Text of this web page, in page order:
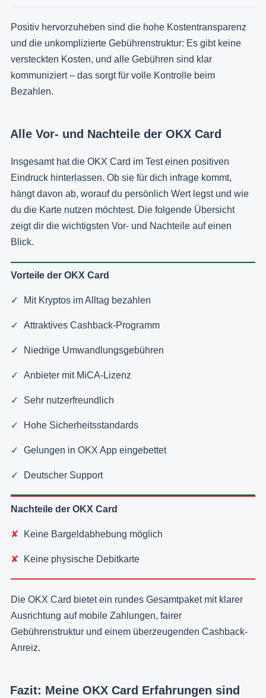
Positiv hervorzuheben sind die hohe Kostentransparenz
und die unkomplizierte Gebührenstruktur: Es gibt keine
versteckten Kosten, und alle Gebühren sind klar
kommuniziert – das sorgt für volle Kontrolle beim
Bezahlen.
Alle Vor- und Nachteile der OKX Card
Insgesamt hat die OKX Card im Test einen positiven
Eindruck hinterlassen. Ob sie für dich infrage kommt,
hängt davon ab, worauf du persönlich Wert legst und wie
du die Karte nutzen möchtest. Die folgende Übersicht
zeigt dir die wichtigsten Vor- und Nachteile auf einen
Blick.
Vorteile der OKX Card
Mit Kryptos im Alltag bezahlen
Attraktives Cashback-Programm
Niedrige Umwandlungsgebühren
Anbieter mit MiCA-Lizenz
Sehr nutzerfreundlich
Hohe Sicherheitsstandards
Gelungen in OKX App eingebettet
Deutscher Support
Nachteile der OKX Card
Keine Bargeldabhebung möglich
Keine physische Debitkarte
Die OKX Card bietet ein rundes Gesamtpaket mit klarer
Ausrichtung auf mobile Zahlungen, fairer
Gebührenstruktur und einem überzeugenden Cashback-
Anreiz.
Fazit: Meine OKX Card Erfahrungen sind